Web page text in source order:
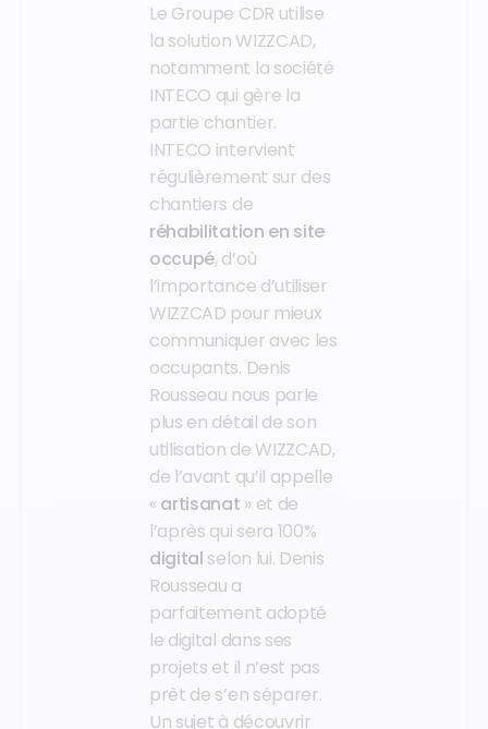
Le Groupe CDR utilise
la solution WIZZCAD,
notamment la société
INTECO qui gère la
partie chantier.
INTECO intervient
régulièrement sur des
chantiers de
réhabilitation en site
occupé, d’où
l’importance d’utiliser
WIZZCAD pour mieux
communiquer avec les
occupants. Denis
Rousseau nous parle
plus en détail de son
utilisation de WIZZCAD,
de l’avant qu’il appelle
« artisanat » et de
l’après qui sera 100%
digital selon lui. Denis
Rousseau a
parfaitement adopté
le digital dans ses
projets et il n’est pas
prêt de s’en séparer.
Un sujet à découvrir